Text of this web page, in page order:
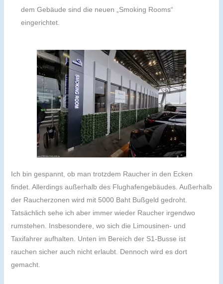
dem Gebäude sind die neuen „Smoking Rooms“
eingerichtet.
Ich bin gespannt, ob man trotzdem Raucher in den Ecken
findet. Allerdings außerhalb des Flughafengebäudes. Außerhalb
der Raucherzonen wird mit 5000 Baht Bußgeld gedroht.
Tatsächlich sehe ich aber immer wieder Raucher irgendwo
rumstehen. Insbesondere, wo sich die Limousinen- und
Taxifahrer aufhalten. Unten im Bereich der S1-Busse ist
rauchen sicher auch nicht erlaubt. Dennoch wird es dort
gemacht.